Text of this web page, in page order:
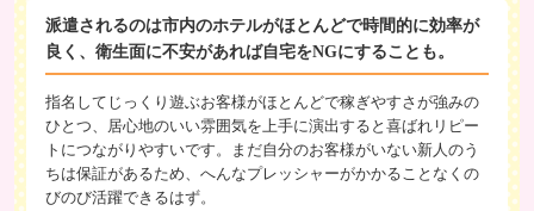
派遣されるのは市内のホテルがほとんどで時間的に効率が
良く、衛生面に不安があれば自宅をNGにすることも。
指名してじっくり遊ぶお客様がほとんどで稼ぎやすさが強みの
ひとつ、居心地のいい雰囲気を上手に演出すると喜ばれリピー
トにつながりやすいです。まだ自分のお客様がいない新人のう
ちは保証があるため、へんなプレッシャーがかかることなくの
びのび活躍できるはず。